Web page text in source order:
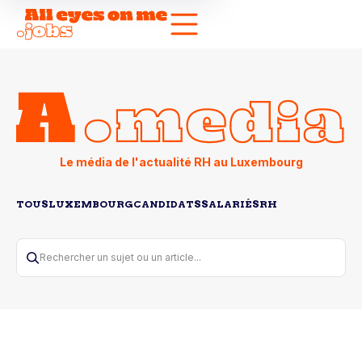
Le média de l'actualité RH au Luxembourg
TOUSLUXEMBOURGCANDIDATSSALARIÉSRH
Rechercher un sujet ou un article...